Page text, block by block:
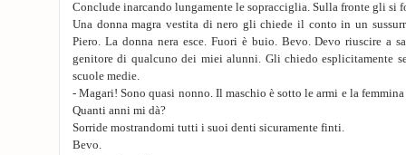
Conclude inarcando lungamente le sopracciglia. Sulla fronte gli si
Una donna magra vestita di nero gli chiede il conto in un
Piero. La donna nera esce. Fuori è buio. Bevo. Devo riuscire a
genitore di qualcuno dei miei alunni. Gli chiedo esplicitamente
scuole medie.
- Magari! Sono quasi nonno. Il maschio è sotto le armi e la
Quanti anni mi dà?
Sorride mostrandomi tutti i suoi denti sicuramente finti.
Bevo.